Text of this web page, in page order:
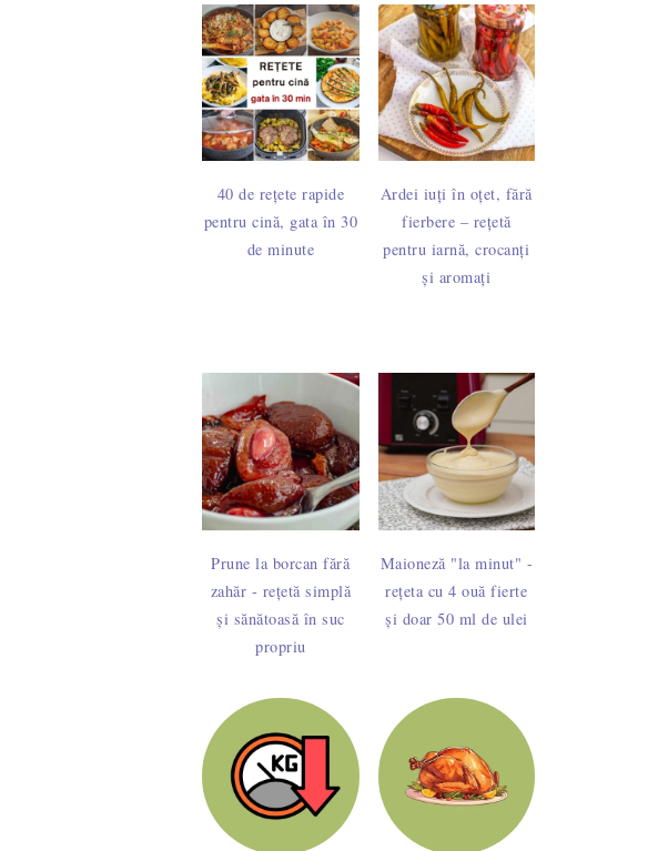
40 de rețete rapide
pentru cină, gata în 30
de minute
Ardei iuți în oțet, fără
fierbere – rețetă
pentru iarnă, crocanți
și aromați
Prune la borcan fără
zahăr - rețetă simplă
și sănătoasă în suc
propriu
Maioneză "la minut" -
rețeta cu 4 ouă fierte
și doar 50 ml de ulei